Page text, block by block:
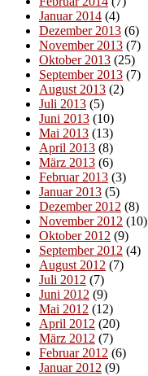
Januar 2014 (4)
Dezember 2013 (6)
November 2013 (7)
Oktober 2013 (25)
September 2013 (7)
August 2013 (2)
Juli 2013 (5)
Juni 2013 (10)
Mai 2013 (13)
April 2013 (8)
März 2013 (6)
Februar 2013 (3)
Januar 2013 (5)
Dezember 2012 (8)
November 2012 (10)
Oktober 2012 (9)
September 2012 (4)
August 2012 (7)
Juli 2012 (7)
Juni 2012 (9)
Mai 2012 (12)
April 2012 (20)
März 2012 (7)
Februar 2012 (6)
Januar 2012 (9)